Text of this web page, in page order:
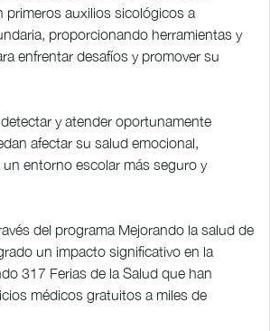
primeros auxilios sicológicos a
proporcionando herramientas y
enfrentar desafíos y promover su
y atender oportunamente
afectar su salud emocional,
entorno escolar más seguro y
del programa Mejorando la salud de
un impacto significativo en la
317 Ferias de la Salud que han
médicos gratuitos a miles de